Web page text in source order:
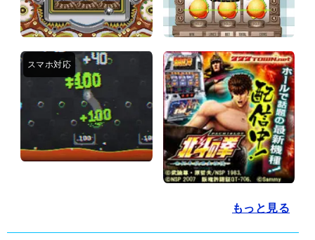
もっと見る